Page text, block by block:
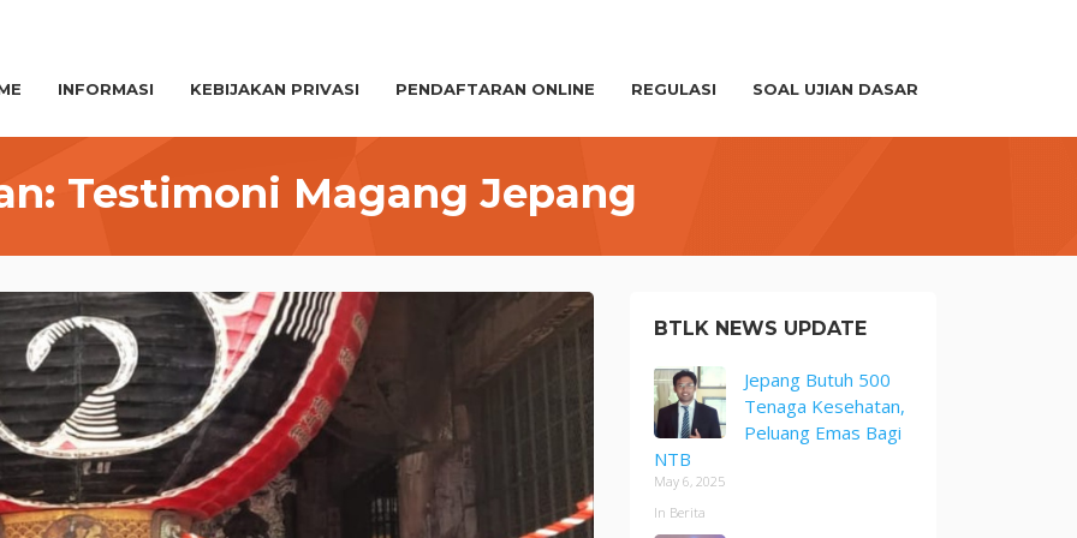
INFORMASI KEBIJAKAN PRIVASI PENDAFTARAN ONLINE REGULASI SOAL UJIAN DASAR
Testimoni Magang Jepang
BTLK NEWS UPDATE
Jepang Butuh 500
Tenaga Kesehatan,
Peluang Emas Bagi
NTB
May 6, 2025
In Berita